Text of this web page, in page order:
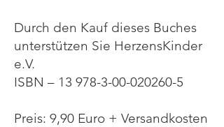
Durch den Kauf dieses Buches
unterstützen Sie HerzensKinder
e.V.
ISBN – 13 978-3-00-020260-5
Preis: 9,90 Euro + Versandkosten